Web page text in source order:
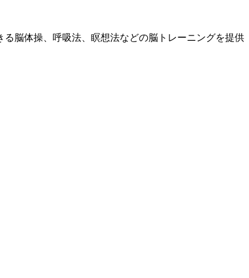
脳体操、呼吸法、瞑想法などの脳トレーニングを提供